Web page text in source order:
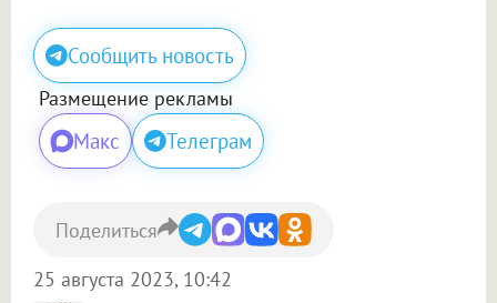
Сообщить новость
Размещение рекламы
Макс Телеграм
25 августа 2023, 10:42
Поделиться